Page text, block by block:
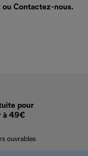
ou Contactez-nous.
pour
à 49€
ouvrables